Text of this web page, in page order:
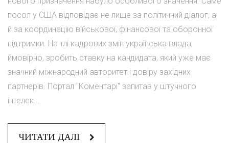
посол у США відповідає не лише за політичний діалог, а
й за координацію військової, фінансової та оборонної
підтримки. На тлі кадрових змін українська влада,
ймовірно, зробить ставку на кандидата, який уже має
значний міжнародний авторитет і довіру західних
партнерів. Портал "Коментарі" запитав у штучного
інтелек...
ЧИТАТИ ДАЛІ